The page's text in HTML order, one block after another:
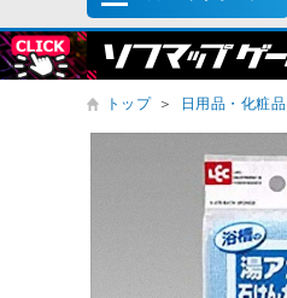
トップ ＞ 日用品・化粧品